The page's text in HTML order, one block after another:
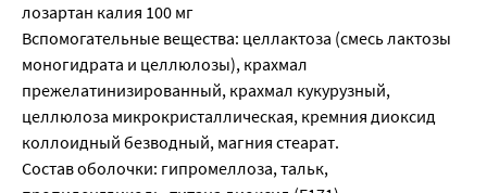
лозартан калия 100 мг
Вспомогательные вещества: целлактоза (смесь лактозы
моногидрата и целлюлозы), крахмал
прежелатинизированный, крахмал кукурузный,
целлюлоза микрокристаллическая, кремния диоксид
коллоидный безводный, магния стеарат.
Состав оболочки: гипромеллоза, тальк,